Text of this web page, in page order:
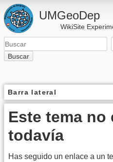
UMGeoDep
WikiSite
Buscar
Barra lateral
Este tema no
todavía
Has seguido un enlace a un